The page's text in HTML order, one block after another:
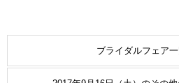
ブライダルフェア